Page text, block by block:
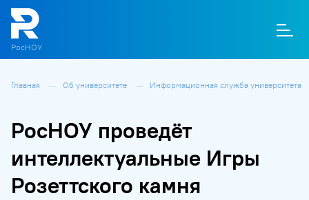
РосНОУ
Главная Об университете Информационная служба университета
РосНОУ проведёт
интеллектуальные Игры
Розеттского камня